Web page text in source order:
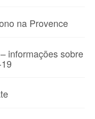
na Provence
informações sobre